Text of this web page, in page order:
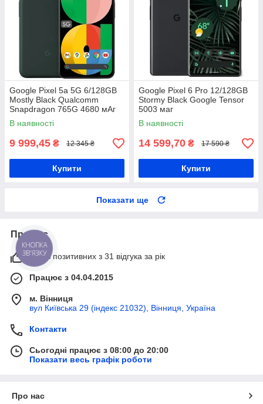
Google Pixel 5a 5G 6/128GB
Mostly Black Qualcomm
Snapdragon 765G 4680 мАг
В наявності
9 999,45 ₴ 12 345 ₴
Купити
Google Pixel 6 Pro 12/128GB
Stormy Black Google Tensor
5003 маг
В наявності
14 599,70 ₴ 17 590 ₴
Купити
Показати ще
Про нас
100% позитивних з 31 відгука за рік
Працює з 04.04.2015
м. Вінниця
вул Київська 29 (індекс 21032), Вінниця, Україна
Контакти
Сьогодні працює з 08:00 до 20:00
Показати весь графік роботи
Про нас
КНОПКА
ЗВ'ЯЗКУ